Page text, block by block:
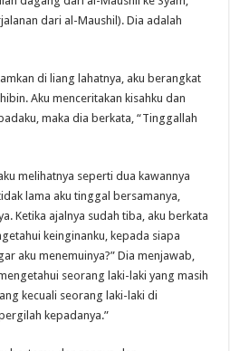
dari al-Maushil). Dia adalah
di liang lahatnya, aku berangkat
Aku menceritakan kisahku dan
maka dia berkata, “Tinggallah
melihatnya seperti dua kawannya
lama aku tinggal bersamanya,
Ketika ajalnya sudah tiba, aku berkata
keinginanku, kepada siapa
aku menemuinya?” Dia menjawab,
seorang laki-laki yang masih
kecuali seorang laki-laki di
kepadanya.”